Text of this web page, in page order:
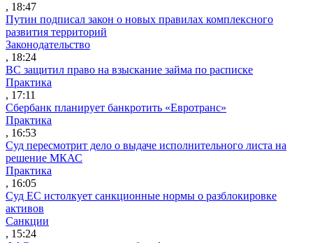
, 18:47
Путин подписал закон о новых правилах комплексного
развития территорий
Законодательство
, 18:24
ВС защитил право на взыскание займа по расписке
Практика
, 17:11
Сбербанк планирует банкротить «Евротранс»
Практика
, 16:53
Суд пересмотрит дело о выдаче исполнительного листа на
решение МКАС
Практика
, 16:05
Суд ЕС истолкует санкционные нормы о разблокировке
активов
Санкции
, 15:24